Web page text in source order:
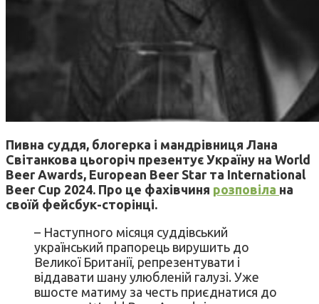
Пивна суддя, блогерка і мандрівниця Лана
Світанкова цьогоріч презентує Україну на World
Beer Awards, European Beer Star та International
Beer Cup 2024. Про це фахівчиня розповіла на
своїй фейсбук-сторінці.
– Наступного місяця суддівський
український прапорець вирушить до
Великої Британії, репрезентувати і
віддавати шану улюбленій галузі. Уже
вшосте матиму за честь приєднатися до